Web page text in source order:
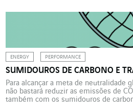
com Thierry Delpech, especialista em
Impulsionada pela revolução digital e
ENERGY PERFORMANCE
SUMIDOUROS DE CARBONO E
Para alcançar a meta de neutralidade
não bastará reduzir as emissões de
também com os sumidouros de